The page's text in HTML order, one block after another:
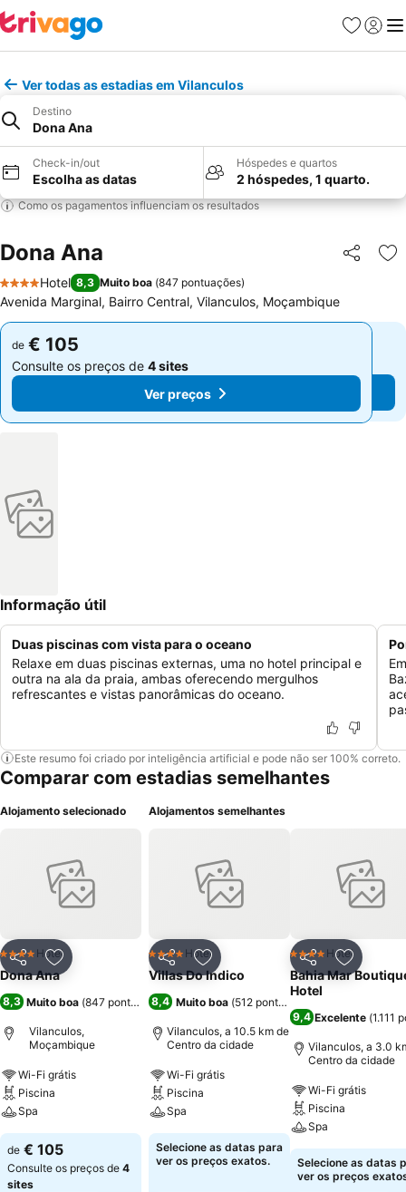
Favoritos
Iniciar
Ver todas as estadias em Vilanculos
Destino
Dona Ana
Check-in/out
Escolha as datas
Hóspedes e quartos
2 hóspedes, 1 quarto.
Como os pagamentos influenciam os resultados
Dona Ana Partilhar
4 Estrelas
Hotel 8,3 Muito boa (847 pontuações)
Avenida Marginal, Bairro Central, Vilanculos, Moçambique
de € 105
Consulte os preços de 4 sites
Ver preços
de € 105
Consulte os preços de 4 sites
Ver preços
Informação útil
Duas piscinas com vista para o oceano
Relaxe em duas piscinas externas, uma no hotel principal e
outra na ala da praia, ambas oferecendo mergulhos
refrescantes e vistas panorâmicas do oceano.
Este resumo foi criado por inteligência artificial e pode não ser 100% correto.
Comparar com estadias semelhantes
Alojamento selecionado
PartilharAdicionar aos favoritos
4 EstrelasHotel
Dona Ana
8,3 Muito boa (847 pontuações)
Vilanculos,
Moçambique
Wi-Fi grátis
Piscina
Spa
de € 105
Consulte os preços de 4
sites
Alojamentos semelhantes
PartilharAdicionar aos favoritos
4 EstrelasHotel
Villas Do Indico
8,4 Muito boa (512 pontuações
Vilanculos, a 10.5 km de
Centro da cidade
Wi-Fi grátis
Piscina
Spa
Selecione as datas para
ver os preços exatos.
Partilhar
4 EstrelasHotel
Bahia Mar
Hotel
9,4 Excelente (1.111
Vilanculos, a 3.0
Centro da cidade
Wi-Fi grátis
Piscina
Spa
Selecione as datas
ver os preços